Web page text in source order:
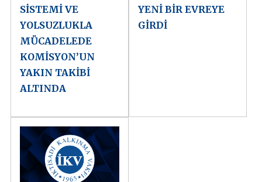
SİSTEMİ VE
YOLSUZLUKLA
MÜCADELEDE
KOMİSYON’UN
YAKIN TAKİBİ
ALTINDA
YENİ BİR EVREYE
GİRDİ